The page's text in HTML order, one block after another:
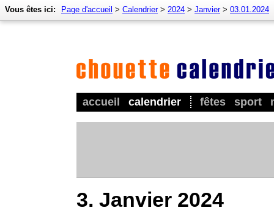
accueil calendrier fêtes sport
Vous êtes ici: Page d'accueil > Calendrier> 2024 > Janvier> 03.01.2024
3. Janvier 2024